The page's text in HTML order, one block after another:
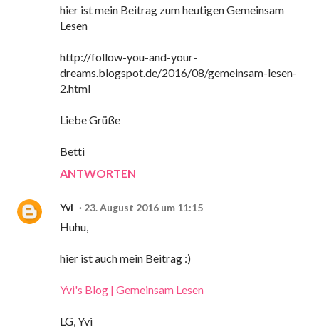
hier ist mein Beitrag zum heutigen Gemeinsam
Lesen
http://follow-you-and-your-
dreams.blogspot.de/2016/08/gemeinsam-lesen-
2.html
Liebe Grüße
Betti
ANTWORTEN
Yvi 23. August 2016 um 11:15
Huhu,
hier ist auch mein Beitrag :)
Yvi's Blog | Gemeinsam Lesen
LG, Yvi